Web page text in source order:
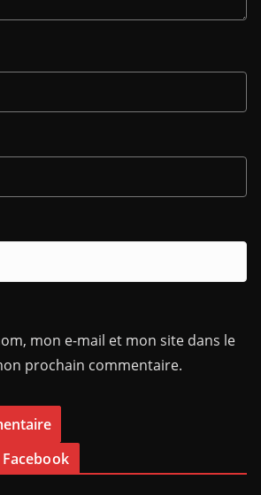
mon e-mail et mon site dans le
prochain commentaire.